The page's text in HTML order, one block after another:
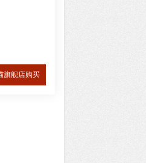
旗舰店购买